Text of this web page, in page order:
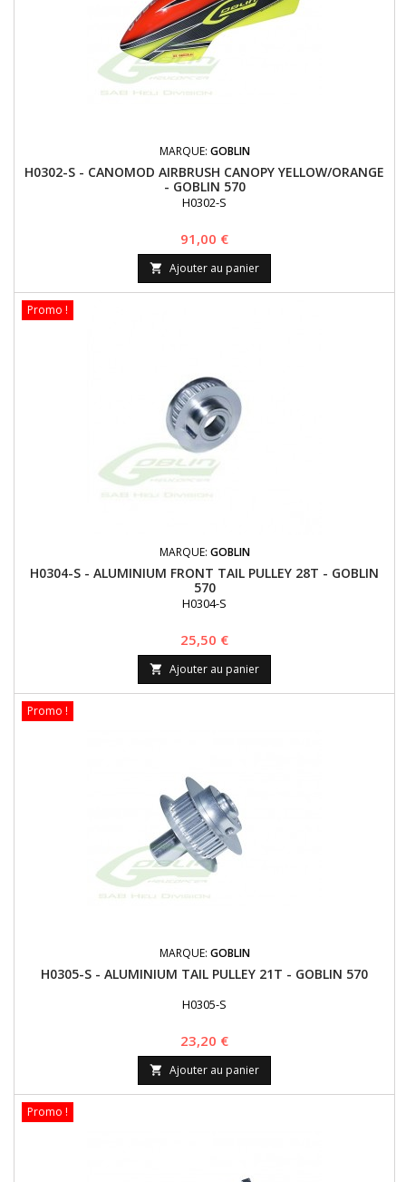
MARQUE: GOBLIN
H0302-S - CANOMOD AIRBRUSH CANOPY YELLOW/ORANGE
- GOBLIN 570
H0302-S
Prix
91,00 €
 Ajouter au panier
Promo !
MARQUE: GOBLIN
H0304-S - ALUMINIUM FRONT TAIL PULLEY 28T - GOBLIN
570
H0304-S
Prix
25,50 €
 Ajouter au panier
Promo !
MARQUE: GOBLIN
H0305-S - ALUMINIUM TAIL PULLEY 21T - GOBLIN 570
H0305-S
Prix
23,20 €
 Ajouter au panier
Promo !